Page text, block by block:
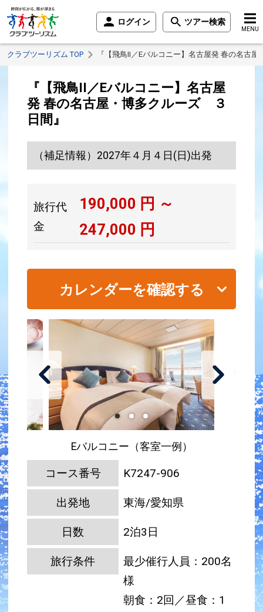
ログイン ツアー検索
MENU
クラブツーリズム TOP 『【飛鳥II／Eバルコニー】名古屋発 春の名古
『【飛鳥II／Eバルコニー】名古屋
発 春の名古屋・博多クルーズ ３
日間』
（補足情報）2027年４月４日(日)出発
旅行代
金
190,000 円 ～
247,000 円
カレンダーを確認する
Eバルコニー（客室一例）
コース番号 K7247-906
出発地 東海/愛知県
日数 2泊3日
旅行条件
最少催行人員：200名
様
朝食：2回／昼食：1